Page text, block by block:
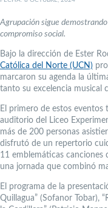
Agrupación sigue
compromiso social.
Bajo la dirección de Ester
Católica del Norte (UCN)
marcaron su agenda la
tanto su excelencia musical
El primero de estos eventos
auditorio del Liceo
más de 200 personas
disfrutó de un repertorio
11 emblemáticas canciones
una jornada que combinó
El programa de la
Quillagua” (Sofanor Tobar),